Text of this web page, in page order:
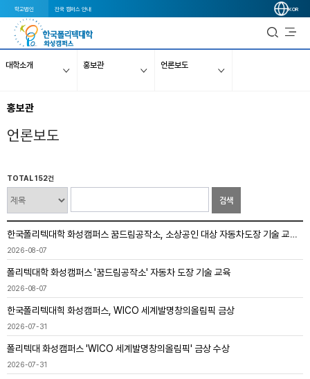
학교법인 전국 캠퍼스 안내 KOR
대학소개 홍보관 언론보도
홍보관
언론보도
TOTAL 152건
검색
한국폴리텍대학 화성캠퍼스 꿈드림공작소, 소상공인 대상 자동차도장 기술 교육 실시
2026-08-07
폴리텍대학 화성캠퍼스 '꿈드림공작소' 자동차 도장 기술 교육
2026-08-07
한국폴리텍대힉 화성캠퍼스, WICO 세계발명창의올림픽 금상
2026-07-31
폴리텍대 화성캠퍼스 'WICO 세계발명창의올림픽' 금상 수상
2026-07-31